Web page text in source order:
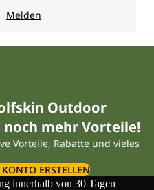
Outdoor
mehr Vorteile!
Vorteile, Rabatte und vieles
ERSTELLEN
innerhalb von 30 Tagen